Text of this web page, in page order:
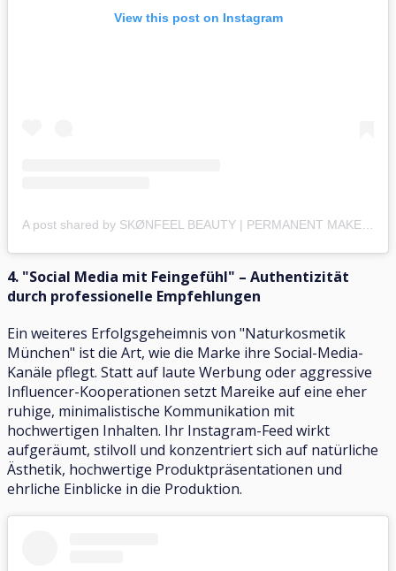
View this post on Instagram
4. "Social Media mit Feingefühl" – Authentizität
durch professionelle Empfehlungen
Ein weiteres Erfolgsgeheimnis von "Naturkosmetik
München" ist die Art, wie die Marke ihre Social-Media-
Kanäle pflegt. Statt auf laute Werbung oder aggressive
Influencer-Kooperationen setzt Mareike auf eine eher
ruhige, minimalistische Kommunikation mit
hochwertigen Inhalten. Ihr Instagram-Feed wirkt
aufgeräumt, stilvoll und konzentriert sich auf natürliche
Ästhetik, hochwertige Produktpräsentationen und
ehrliche Einblicke in die Produktion.